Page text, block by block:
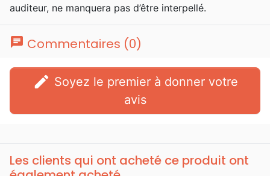
auditeur, ne manquera pas d’être interpellé.
chat Commentaires (0)
edit
avis
Les clients qui ont acheté ce produit ont